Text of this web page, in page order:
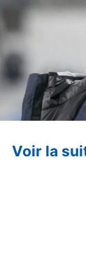
Voir la